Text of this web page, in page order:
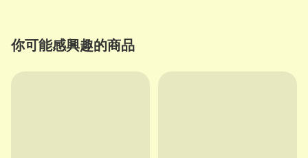
你可能感興趣的商品